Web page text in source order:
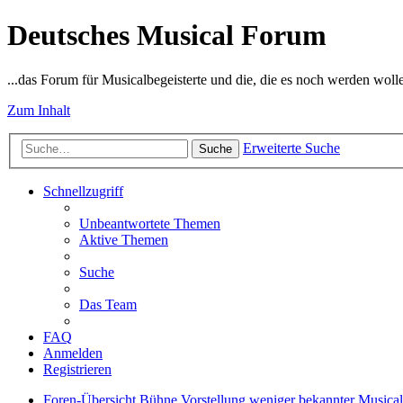
Deutsches Musical Forum
...das Forum für Musicalbegeisterte und die, die es noch werden
Zum Inhalt
Suche Erweiterte Suche
Schnellzugriff
Unbeantwortete Themen
Aktive Themen
Suche
Das Team
FAQ
Anmelden
Registrieren